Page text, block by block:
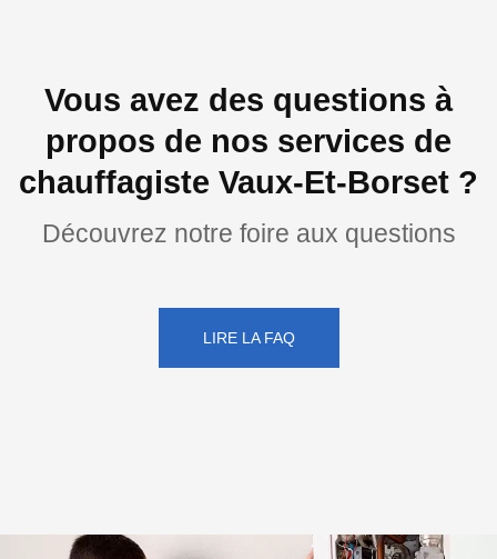
Vous avez des questions à
propos de nos services de
chauffagiste Vaux-Et-Borset ?
Découvrez notre foire aux questions
LIRE LA FAQ